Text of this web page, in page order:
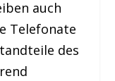
auch
Telefonate
des